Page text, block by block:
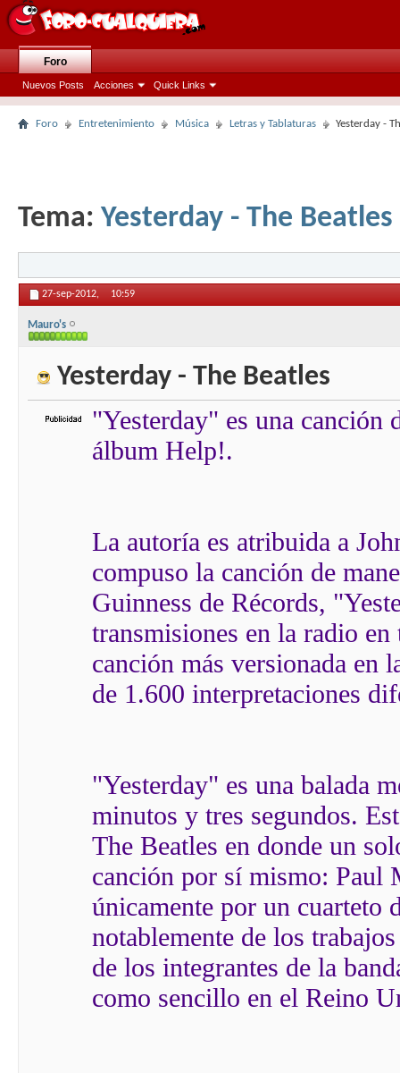
Foro
Nuevos Posts Acciones Quick Links
Foro Entretenimiento Música Letras y Tablaturas Yesterday -
Tema: Yesterday - The Beatles
27-sep-2012, 10:59
Mauro's
Yesterday - The Beatles
"Yesterday" es una canción
álbum Help!.
La autoría es atribuida a
compuso la canción de
Guinness de Récords,
transmisiones en la radio
canción más versionada en
de 1.600 interpretaciones
"Yesterday" es una balada
minutos y tres segundos.
The Beatles en donde un
canción por sí mismo: Paul
únicamente por un cuarteto
notablemente de los
de los integrantes de la
como sencillo en el Reino